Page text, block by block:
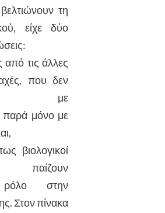
βελτιώνουν τη
είχε δύο
από τις άλλες
που δεν
με
παρά μόνο με
βιολογικοί
παίζουν
ρόλο στην
Στον πίνακα